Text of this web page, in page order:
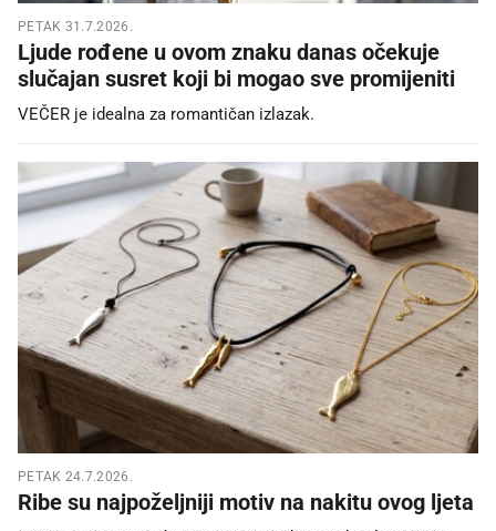
PETAK 31.7.2026.
Ljude rođene u ovom znaku danas očekuje
slučajan susret koji bi mogao sve promijeniti
VEČER je idealna za romantičan izlazak.
PETAK 24.7.2026.
Ribe su najpoželjniji motiv na nakitu ovog ljeta